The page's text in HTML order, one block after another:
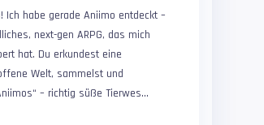
Ich habe gerade Aniimo entdeckt –
next-gen ARPG, das mich
hat. Du erkundest eine
Welt, sammelst und
– richtig süße Tierwes...